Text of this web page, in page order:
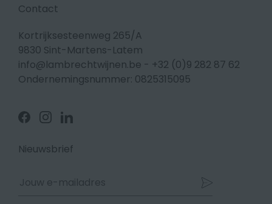
Contact
Kortrijksesteenweg 265/A
9830 Sint-Martens-Latem
info@lambrechtwijnen.be - +32 (0)9 282 87 62
Ondernemingsnummer: 0825315095
Volg
ons
Facebook
Volg
ons
Instagram
Volg
ons
Linkedin
Nieuwsbrief